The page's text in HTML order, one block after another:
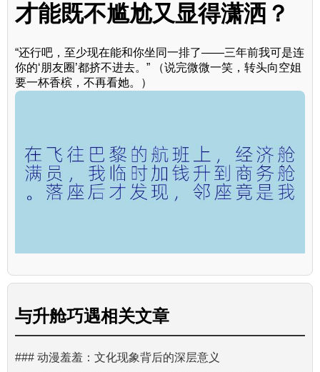
才能既不尴尬又显得潇洒？
“还行吧，至少现在能和你坐同一排了——三年前我可是连
你的‘朋友圈’都挤不进去。” （说完微微一笑，转头向空姐
要一杯香槟，不再看她。）
与升舱巧遇相关文章
### 动漫羞羞：文化现象背后的深层意义